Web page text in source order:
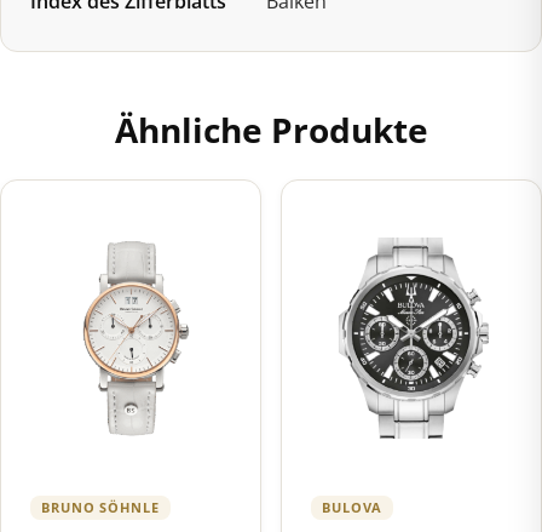
Ähnliche Produkte
BRUNO SÖHNLE BULOVA